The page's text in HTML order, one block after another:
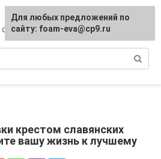
и гадания
крестом славянских
вашу жизнь к лучшему
Для любых предложений по
сайту: foam-eva@cp9.ru